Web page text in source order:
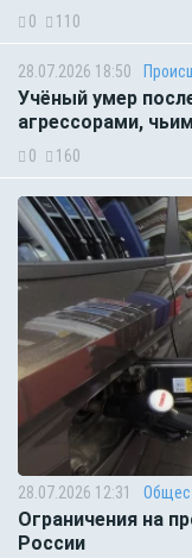
0 110
28.07.2026 18:50
Учёный умер
агрессорами,
0 160
28.07.2026 12:31
Ограничения на
России